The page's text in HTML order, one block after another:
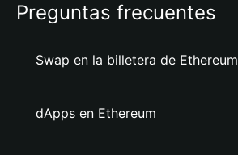
Preguntas frecuentes
Swap en la billetera de Ethereum
dApps en Ethereum